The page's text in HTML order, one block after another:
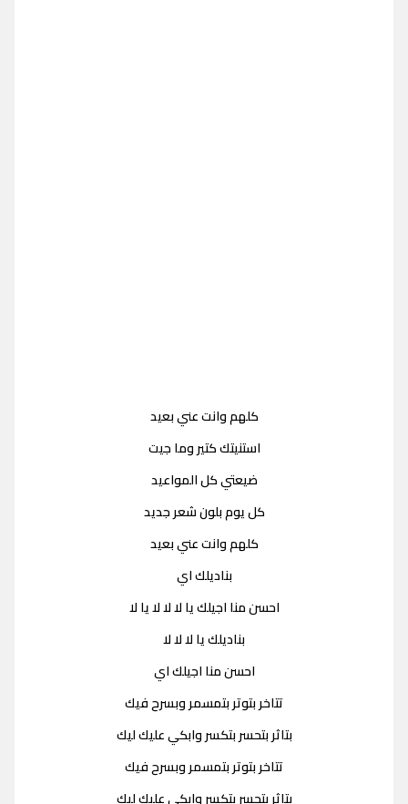
كلهم وانت عني بعيد
استنيتك كتير وما جيت
ضيعتي كل المواعيد
كل يوم بلون شعر جديد
كلهم وانت عني بعيد
بناديلك اي
احسن منا اجيلك يا لا لا لا يا لا
بناديلك يا لا لا لا
احسن منا اجيلك اي
تتاخر بتوتر بتمسمر وبسرح فيك
بتاثر بتحسر بتكسر وابكي عليك ليك
تتاخر بتوتر بتمسمر وبسرح فيك
بتاثر بتحسر بتكسر وابكي عليك ليك